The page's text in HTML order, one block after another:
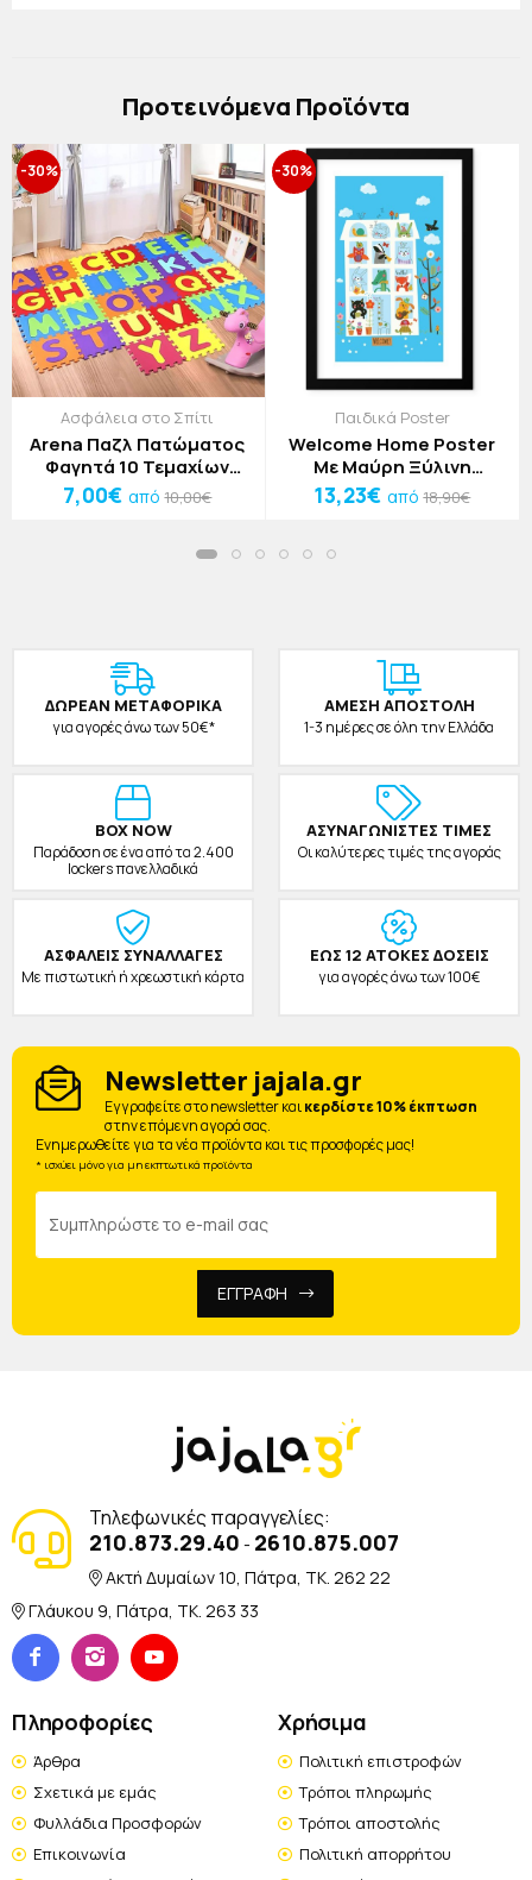
Πρoτεινόμενα Προϊόντα
-30%
Ασφάλεια στο Σπίτι
Arena Παζλ Πατώματος
Φαγητά 10 Τεμαχίων
30x30cm
7,00€ από10,00€
-30%
Παιδικά Poster
Welcome Home Poster
Με Μαύρη Ξύλινη
Κορνίζα 20x30cm
13,23€ από18,90€
ΔΩΡΕAΝ ΜΕΤΑΦΟΡΙΚΑ
για αγορές άνω των 50€*
ΑΜΕΣΗ ΑΠΟΣΤΟΛΗ
1-3 ημέρες σε όλη την Ελλάδα
BOX NOW
Παράδοση σε ένα από τα 2.400
lockers πανελλαδικά
ΑΣΥΝΑΓΩΝΙΣΤΕΣ ΤΙΜΕΣ
Οι καλύτερες τιμές της αγοράς
ΑΣΦΑΛΕΙΣ ΣΥΝΑΛΛΑΓΕΣ
Με πιστωτική ή χρεωστική κάρτα
ΕΩΣ 12 ΑΤΟΚΕΣ ΔΟΣΕΙΣ
για αγορές άνω των 100€
Newsletter jajala.gr
Eγγραφείτε στο newsletter καικερδίστε 10% έκπτωση
στην επόμενη αγορά σας.
Ενημερωθείτε για τα νέα προϊόντα και τις προσφορές μας!
* ισχύει μόνο για μη εκπτωτικά προϊόντα
ΕΓΓΡΑΦΗ
Τηλεφωνικές παραγγελίες:
210.873.29.40 - 2610.875.007
Ακτή Δυμαίων 10, Πάτρα, TK. 262 22
Γλάυκου 9, Πάτρα, TK. 263 33
Πληροφορίες
Άρθρα
Σχετικά με εμάς
Φυλλάδια Προσφορών
Επικοινωνία
Χρήσιμα
Πολιτική επιστροφών
Τρόποι πληρωμής
Τρόποι αποστολής
Πολιτική απορρήτου